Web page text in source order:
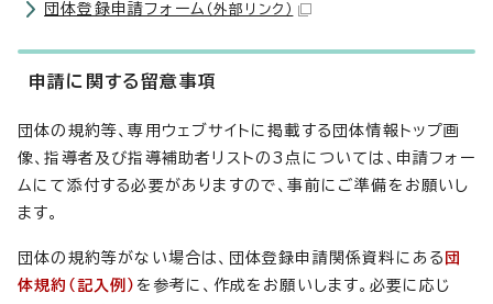
団体登録申請フォーム （外部リンク）
申請に関する留意事項
団体の規約等、専用ウェブサイトに掲載する団体情報トップ画
像、指導者及び指導補助者リストの3点については、申請フォー
ムにて添付する必要がありますので、事前にご準備をお願いし
ます。
団体の規約等がない場合は、団体登録申請関係資料にある 団
体規約（記入例） を参考に、作成をお願いします。必要に応じ